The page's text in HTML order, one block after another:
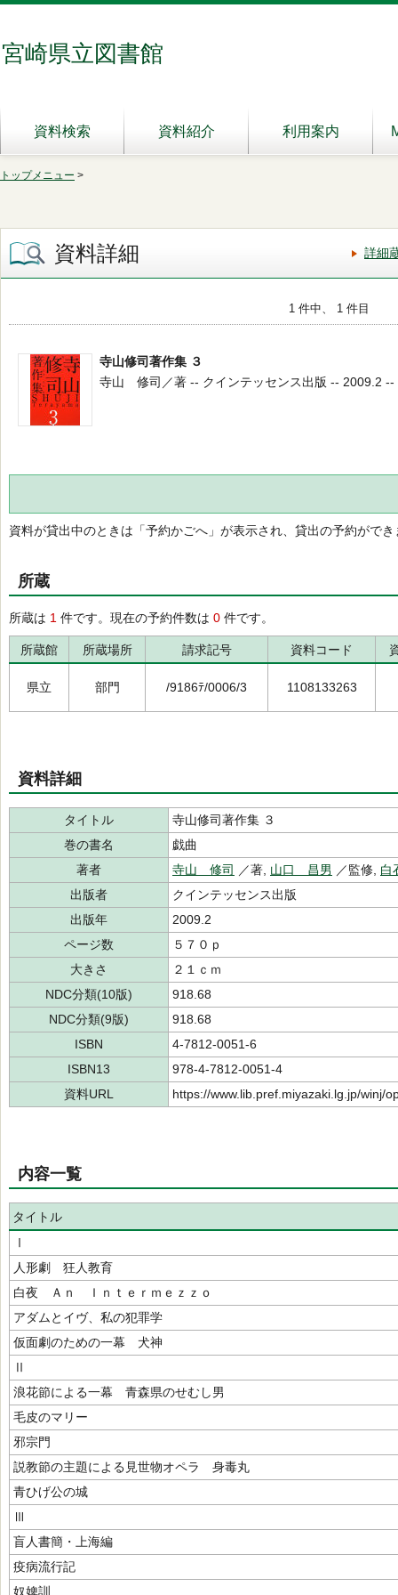
宮崎県立図書館
資料検索 資料紹介 利用案内
トップメニュー >
資料詳細 詳細
1 件中、 1 件目
寺山修司著作集 ３
寺山 修司／著 -- クインテッセンス出版 -- 2009.2 --
資料が貸出中のときは「予約かごへ」が表示され、貸出の予約ができ
所蔵
所蔵は 1 件です。現在の予約件数は 0 件です。
所蔵館 所蔵場所 請求記号 資料コード
県立 部門 /9186ﾃ/0006/3 1108133263
資料詳細
タイトル
寺山修司著作集 ３
巻の書名
戯曲
著者
寺山 修司 ／著, 山口 昌男 ／監修,
出版者
クインテッセンス出版
出版年
2009.2
ページ数
５７０ｐ
大きさ
２１ｃｍ
NDC分類(10版)
918.68
NDC分類(9版)
918.68
ISBN
4-7812-0051-6
ISBN13
978-4-7812-0051-4
資料URL
https://www.lib.pref.miyazaki.lg.jp/winj/
内容一覧
タイトル
Ⅰ
人形劇 狂人教育
白夜 Ａｎ Ｉｎｔｅｒｍｅｚｚｏ
アダムとイヴ、私の犯罪学
仮面劇のための一幕 犬神
Ⅱ
浪花節による一幕 青森県のせむし男
毛皮のマリー
邪宗門
説教節の主題による見世物オペラ 身毒丸
青ひげ公の城
Ⅲ
盲人書簡・上海編
疫病流行記
奴婢訓